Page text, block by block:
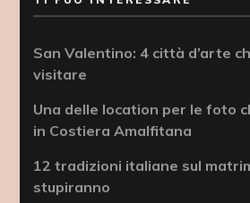
San Valentino: 4 città d’arte
visitare
Una delle location per le foto
in Costiera Amalfitana
12 tradizioni italiane sul
stupiranno